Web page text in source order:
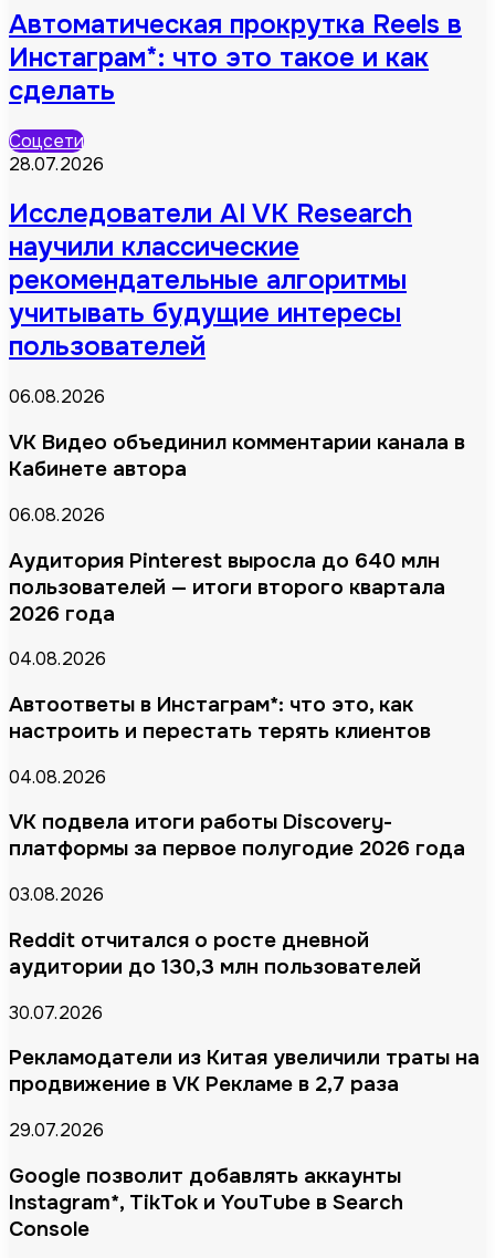
Автоматическая прокрутка Reels в
Инстаграм*: что это такое и как
сделать
Соцсети
28.07.2026
Исследователи AI VK Research
научили классические
рекомендательные алгоритмы
учитывать будущие интересы
пользователей
06.08.2026
VK Видео объединил комментарии канала в
Кабинете автора
06.08.2026
Аудитория Pinterest выросла до 640 млн
пользователей — итоги второго квартала
2026 года
04.08.2026
Автоответы в Инстаграм*: что это, как
настроить и перестать терять клиентов
04.08.2026
VK подвела итоги работы Discovery-
платформы за первое полугодие 2026 года
03.08.2026
Reddit отчитался о росте дневной
аудитории до 130,3 млн пользователей
30.07.2026
Рекламодатели из Китая увеличили траты на
продвижение в VK Рекламе в 2,7 раза
29.07.2026
Google позволит добавлять аккаунты
Instagram*, TikTok и YouTube в Search
Console